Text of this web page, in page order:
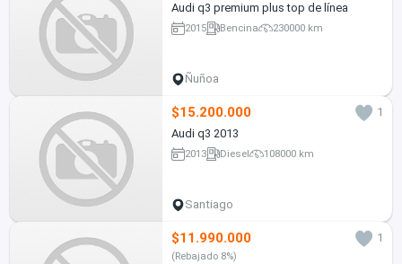
Audi q3 premium plus top de línea
2015 Bencina 230000 km
Ñuñoa
$15.200.000
1
Audi q3 2013
2013 Diesel 108000 km
Santiago
$11.990.000 1
(Rebajado 8%)